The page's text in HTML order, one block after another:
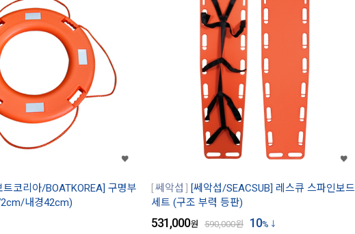
트코리아/BOATKOREA] 구명부
내경42cm)
쎄악섭
[쎄악섭/SEACSUB] 레스큐 스파인보드
세트 (구조 부력 등판)
531,000원 590,000원 10%